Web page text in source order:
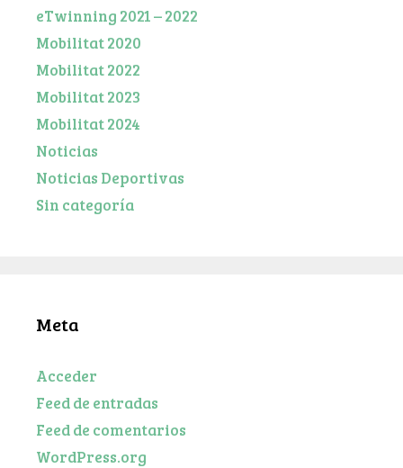
eTwinning 2021 – 2022
Mobilitat 2020
Mobilitat 2022
Mobilitat 2023
Mobilitat 2024
Noticias
Noticias Deportivas
Sin categoría
Meta
Acceder
Feed de entradas
Feed de comentarios
WordPress.org